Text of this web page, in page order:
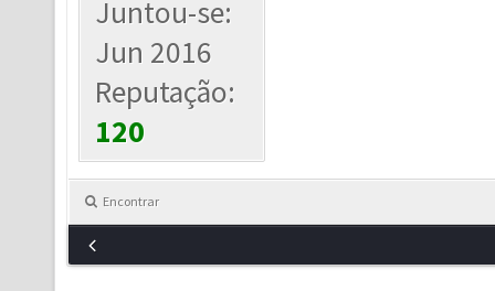
Juntou-se:
Jun 2016
Reputação:
120
Encontrar